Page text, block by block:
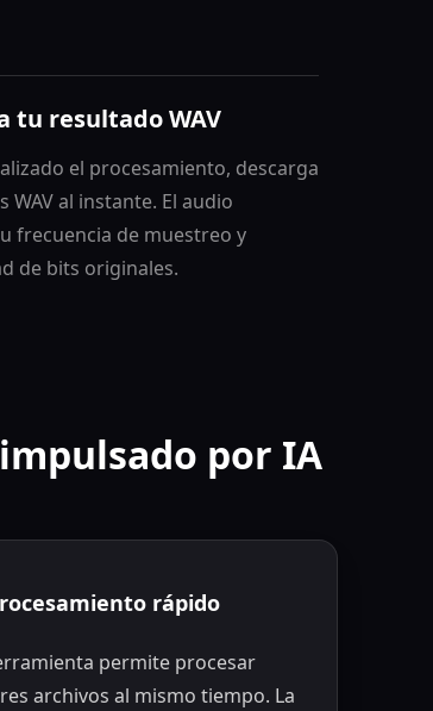
tu resultado WAV
el procesamiento, descarga
WAV al instante. El audio
frecuencia de muestreo y
de bits originales.
por IA
rápido
permite procesar
archivos al mismo tiempo. La